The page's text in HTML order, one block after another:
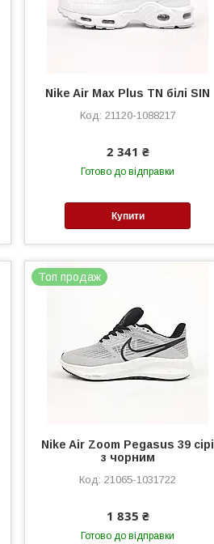
Nike Air Max Plus TN білі SIN
21120-1088217
2 341 ₴
Готово до відправки
Купити
Топ продаж
Nike Air Zoom Pegasus 39 сірі
з чорним
21065-1031722
1 835 ₴
Готово до відправки